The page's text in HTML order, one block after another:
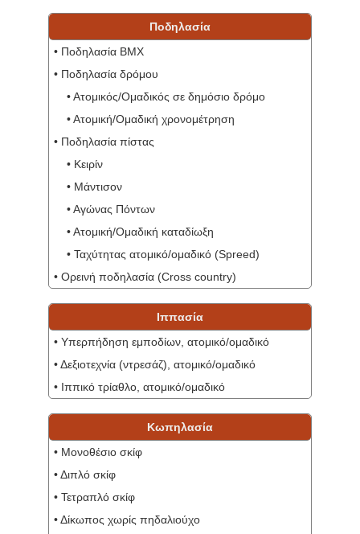
Ποδηλασία
• Ποδηλασία BMX
• Ποδηλασία δρόμου
• Ατομικός/Ομαδικός σε δημόσιο δρόμο
• Ατομική/Ομαδική χρονομέτρηση
• Ποδηλασία πίστας
• Κειρίν
• Μάντισον
• Αγώνας Πόντων
• Ατομική/Ομαδική καταδίωξη
• Ταχύτητας ατομικό/ομαδικό (Spreed)
• Ορεινή ποδηλασία (Cross country)
Ιππασία
• Υπερπήδηση εμποδίων, ατομικό/ομαδικό
• Δεξιοτεχνία (ντρεσάζ), ατομικό/ομαδικό
• Ιππικό τρίαθλο, ατομικό/ομαδικό
Κωπηλασία
• Μονοθέσιο σκίφ
• Διπλό σκίφ
• Τετραπλό σκίφ
• Δίκωπος χωρίς πηδαλιούχο